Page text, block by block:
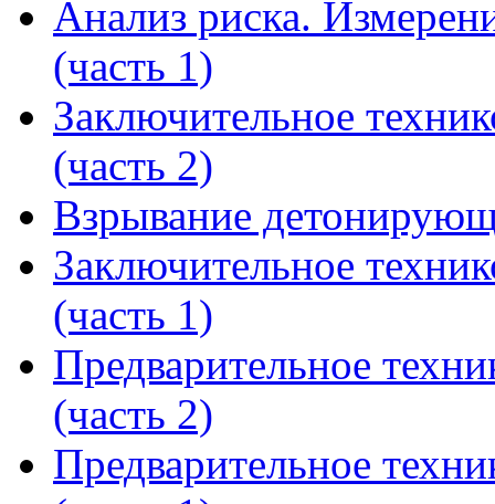
Анализ риска.
(часть 1)
Заключительное
(часть 2)
Взрывание
Заключительное
(часть 1)
Предварительное
(часть 2)
Предварительное